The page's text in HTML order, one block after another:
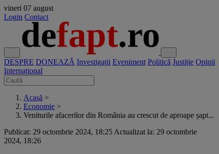
vineri 07 august
Login Contact
DESPRE DONEAZĂ Investigații Eveniment Politică Justiție Opinii
Internațional
Acasă >
Economie >
Veniturile afacerilor din România au crescut de aproape șapt...
Publicat: 29 octombrie 2024, 18:25 Actualizat la: 29 octombrie
2024, 18:26